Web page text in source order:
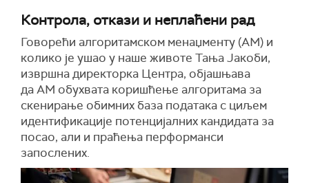
Контрола, откази и неплаћени рад
Говорећи алгоритамском менаџменту (АМ) и
колико је ушао у наше животе Тања Јакоби,
извршна директорка Центра, објашњава
да АМ обухвата коришћење алгоритама за
скенирање обимних база података с циљем
идентификације потенцијалних кандидата за
посао, али и праћења перформанси
запослених.